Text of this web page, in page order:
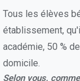
Tous les élèves
établissement,
académie, 50 %
domicile.
Selon vous,